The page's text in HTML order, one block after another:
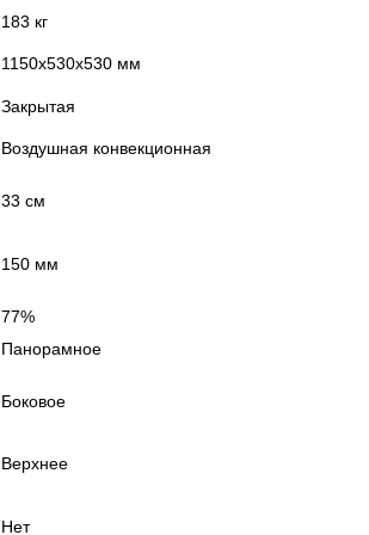
183 кг
1150х530х530 мм
Закрытая
Воздушная конвекционная
33 см
150 мм
77%
Панорамное
Боковое
Верхнее
Нет